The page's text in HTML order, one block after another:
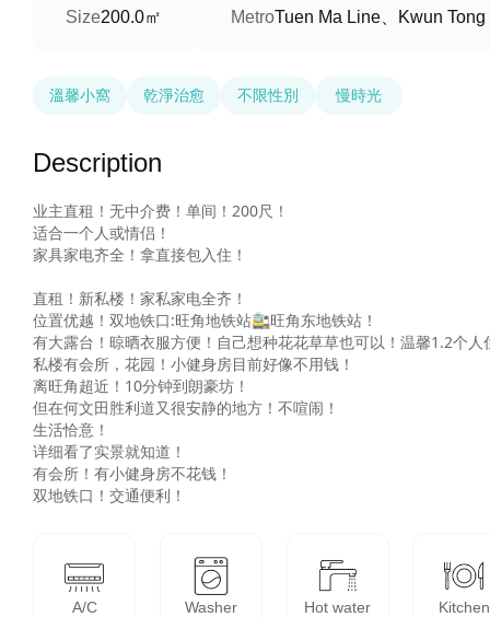
Size200.0㎡ MetroTuen Ma Line、Kwun
溫馨小窩 乾淨治愈 不限性別 慢時光
Description
业主直租！无中介费！单间！200尺！
适合一个人或情侣！
家具家电齐全！拿直接包入住！
直租！新私楼！家私家电全齐！
位置优越！双地铁口:旺角地铁站🚉旺角东地铁站！
有大露台！晾晒衣服方便！自己想种花花草草也可以！温馨1.2个人
私楼有会所，花园！小健身房目前好像不用钱！
离旺角超近！10分钟到朗豪坊！
但在何文田胜利道又很安静的地方！不喧闹！
生活恰意！
详细看了实景就知道！
有会所！有小健身房不花钱！
双地铁口！交通便利！
A/C Washer Hot water Kitchen